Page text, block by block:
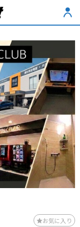
お気に入り